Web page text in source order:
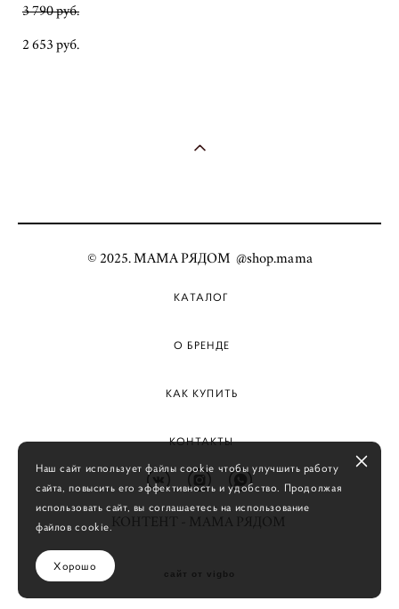
3 790 pуб.
2 653 pуб.
© 2025. МАМА РЯДОМ @shop.mama
КАТАЛОГ
О БРЕНДЕ
КАК КУПИТЬ
КОНТАКТЫ
КОНТЕНТ - МАМА РЯДОМ
сайт от vigbo
Наш сайт использует файлы cookie чтобы улучшить работу
сайта, повысить его эффективность и удобство. Продолжая
использовать сайт, вы соглашаетесь на использование
файлов cookie.
Хорошо